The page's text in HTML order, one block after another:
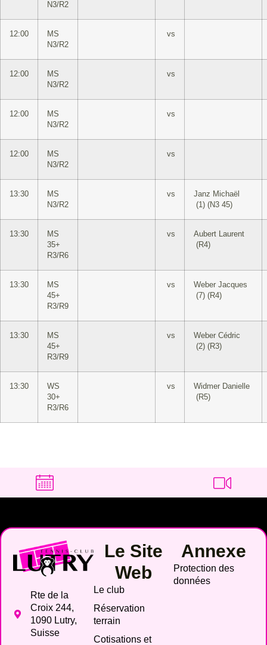
N3/R2
12:00
MS
N3/R2
vs
12:00
MS
N3/R2
vs
12:00
MS
N3/R2
vs
12:00
MS
N3/R2
vs
13:30
MS
N3/R2
vs
Janz Michaël
(1) (N3 45)
13:30
MS
35+
R3/R6
vs
Aubert Laurent
(R4)
13:30
MS
45+
R3/R9
vs
Weber Jacques
(7) (R4)
13:30
MS
45+
R3/R9
vs
Weber Cédric
(2) (R3)
13:30
WS
30+
R3/R6
vs
Widmer Danielle
(R5)
Rte de la
Croix 244,
1090 Lutry,
Suisse
Le Site
Web
Le club
Réservation
terrain
Cotisations et
Annexe
Protection des
données